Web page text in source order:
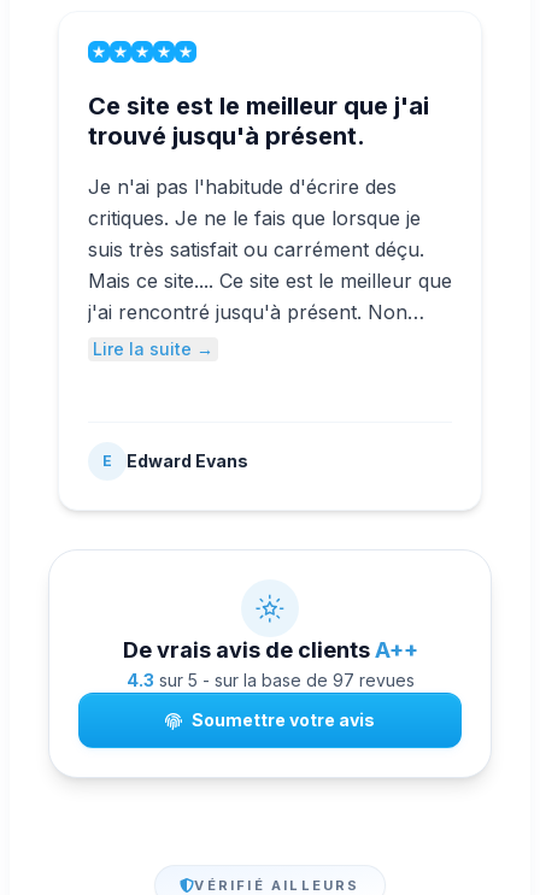
Ce site est le meilleur que j'ai
trouvé jusqu'à présent.
Je n'ai pas l'habitude d'écrire des
critiques. Je ne le fais que lorsque je
suis très satisfait ou carrément déçu.
Mais ce site.... Ce site est le meilleur que
j'ai rencontré jusqu'à présent. Non
seulement vous achetez des abonnés
des sites n'offrent pas. Je recommande
Lire la suite →
E Edward Evans
De vrais avis de clientsA++
4.3 sur 5 - sur la base de 97 revues
Soumettre votre avis
VÉRIFIÉ AILLEURS